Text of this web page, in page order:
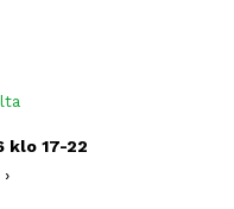
klo 17-22